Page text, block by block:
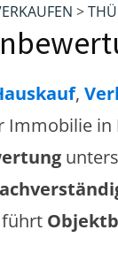
>
,
Immobilie in